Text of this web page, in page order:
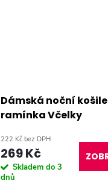
Dámská noční
ramínka Včelky
222 Kč bez DPH
269 Kč
Skladem do 3
dnů